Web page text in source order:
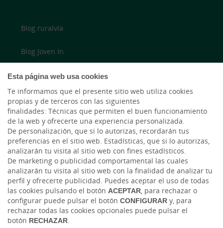
Esta página web usa cookies
Te informamos que el presente sitio web utiliza cookies
propias y de terceros con las siguientes
finalidades: Técnicas que permiten el buen funcionamiento
de la web y ofrecerte una experiencia personalizada.
De personalización, que si lo autorizas, recordarán tus
preferencias en el sitio web. Estadísticas, que si lo autorizas,
analizarán tu visita al sitio web con fines estadísticos.
De marketing o publicidad comportamental las cuales
analizarán tu visita al sitio web con la finalidad de analizar tu
perfil y ofrecerte publicidad. Puedes aceptar el uso de todas
las cookies pulsando el botón ACEPTAR, para rechazar o
configurar puede pulsar el botón CONFIGURAR y, para
rechazar todas las cookies opcionales puede pulsar el
botón RECHAZAR.
Blog ruralvía
Blog Joven In
Twitter
YouTube
LinkedIn
Cambio de moneda Global Exchange